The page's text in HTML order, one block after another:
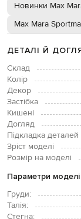
Новинки Max
Max Mara
ДЕТАЛІ Й
Склад
Колір
Декор
Застібка
Кишені
Догляд
Підкладка деталей
Зріст моделі
Розмір на моделі
Параметри моделі
Груди:
Талія:
Стегна: